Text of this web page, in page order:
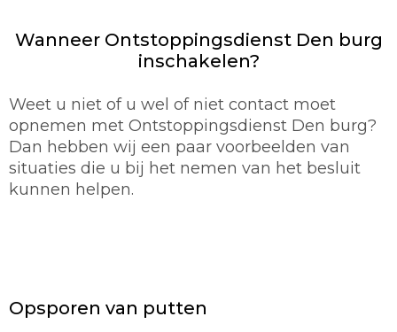
Wanneer Ontstoppingsdienst Den burg
inschakelen?
Weet u niet of u wel of niet contact moet
opnemen met Ontstoppingsdienst Den burg?
Dan hebben wij een paar voorbeelden van
situaties die u bij het nemen van het besluit
kunnen helpen.
Opsporen van putten